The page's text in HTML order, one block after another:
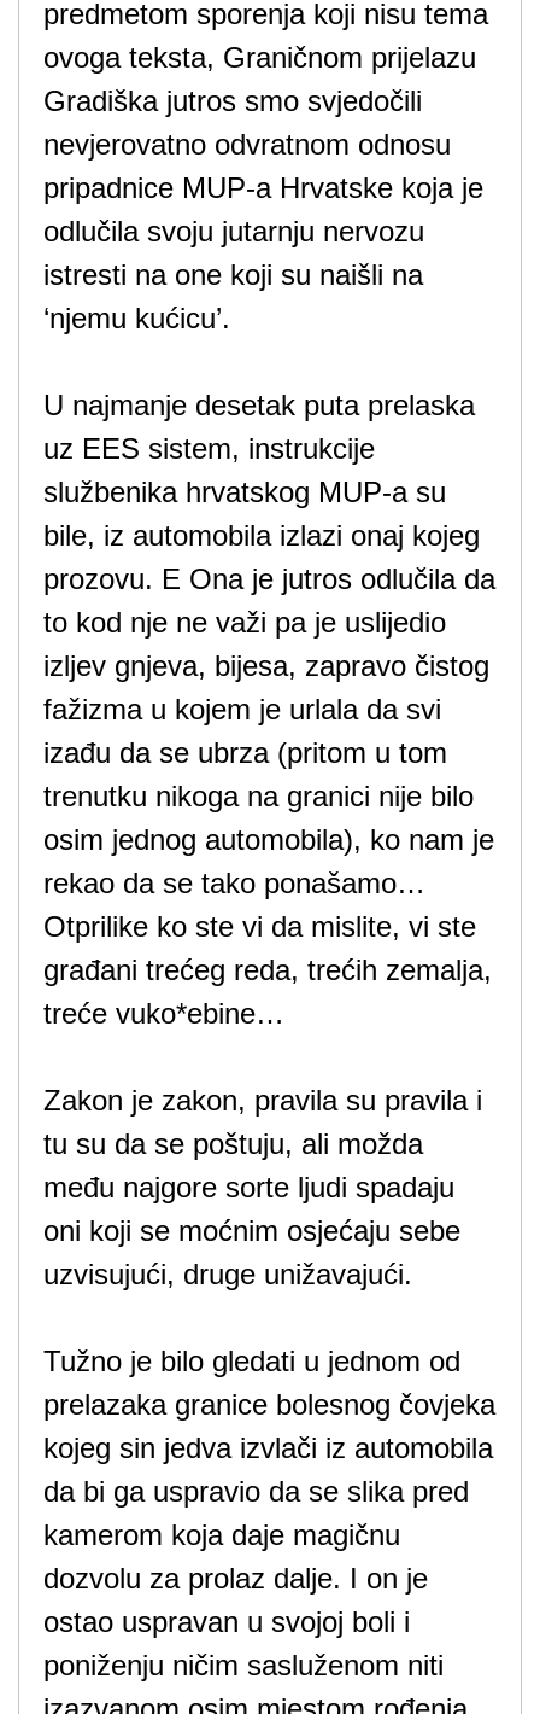
predmetom sporenja koji nisu tema
ovoga teksta, Graničnom prijelazu
Gradiška jutros smo svjedočili
nevjerovatno odvratnom odnosu
pripadnice MUP-a Hrvatske koja je
odlučila svoju jutarnju nervozu
istresti na one koji su naišli na
‘njemu kućicu’.
U najmanje desetak puta prelaska
uz EES sistem, instrukcije
službenika hrvatskog MUP-a su
bile, iz automobila izlazi onaj kojeg
prozovu. E Ona je jutros odlučila da
to kod nje ne važi pa je uslijedio
izljev gnjeva, bijesa, zapravo čistog
fažizma u kojem je urlala da svi
izađu da se ubrza (pritom u tom
trenutku nikoga na granici nije bilo
osim jednog automobila), ko nam je
rekao da se tako ponašamo…
Otprilike ko ste vi da mislite, vi ste
građani trećeg reda, trećih zemalja,
treće vuko*ebine…
Zakon je zakon, pravila su pravila i
tu su da se poštuju, ali možda
među najgore sorte ljudi spadaju
oni koji se moćnim osjećaju sebe
uzvisujući, druge unižavajući.
Tužno je bilo gledati u jednom od
prelazaka granice bolesnog čovjeka
kojeg sin jedva izvlači iz automobila
da bi ga uspravio da se slika pred
kamerom koja daje magičnu
dozvolu za prolaz dalje. I on je
ostao uspravan u svojoj boli i
poniženju ničim sasluženom niti